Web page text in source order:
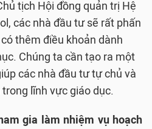
tịch Hội đồng quản trị Hệ
các nhà đầu tư sẽ rất phấn
thêm điều khoản dành
Chúng ta cần tạo ra một
các nhà đầu tư tự chủ và
lĩnh vực giáo dục.
gia làm nhiệm vụ hoạch